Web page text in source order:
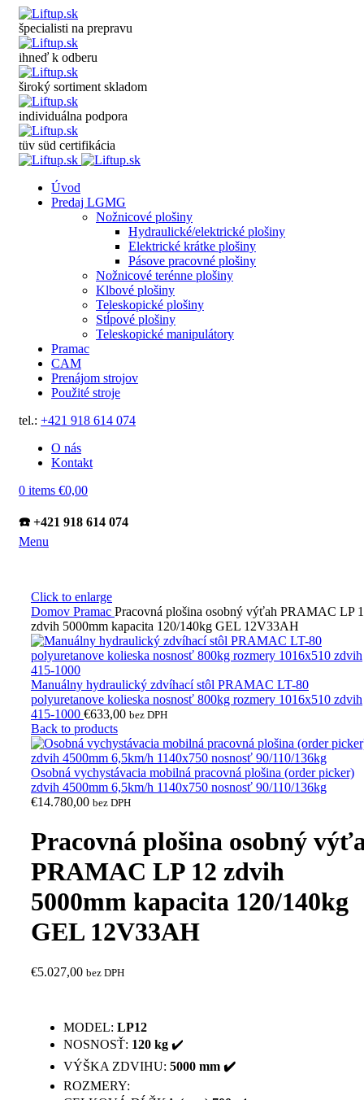
špecialisti na prepravu
ihneď k odberu
široký sortiment skladom
individuálna podpora
tüv süd certifikácia
Úvod
Predaj LGMG
Nožnicové plošiny
Hydraulické/elektrické plošiny
Elektrické krátke plošiny
Pásove pracovné plošiny
Nožnicové terénne plošiny
Klbové plošiny
Teleskopické plošiny
Stĺpové plošiny
Teleskopické manipulátory
Pramac
CAM
Prenájom strojov
Použité stroje
tel.: +421 918 614 074
O nás
Kontakt
0 items €0,00
☎️ +421 918 614 074
Menu
Click to enlarge
Domov Pramac Pracovná plošina osobný výťah PRAMAC LP
zdvih 5000mm kapacita 120/140kg GEL 12V33AH
Manuálny hydraulický zdvíhací stôl PRAMAC LT-80
polyuretanove kolieska nosnosť 800kg rozmery 1016x510 zdvih
415-1000 €633,00 bez DPH
Back to products
Osobná vychystávacia mobilná pracovná plošina (order picker)
zdvih 4500mm 6,5km/h 1140x750 nosnosť 90/110/136kg
€14.780,00 bez DPH
Pracovná plošina osobný
PRAMAC LP 12 zdvih
5000mm kapacita 120/140kg
GEL 12V33AH
€5.027,00 bez DPH
MODEL: LP12
NOSNOSŤ: 120 kg ✔️
VÝŠKA ZDVIHU: 5000 mm ✔️
ROZMERY: